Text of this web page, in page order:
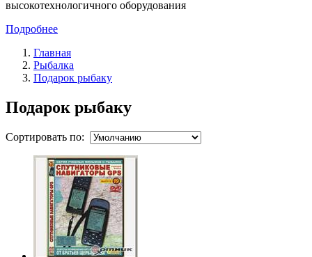
высокотехнологичного оборудования
Подробнее
Главная
Рыбалка
Подарок рыбаку
Подарок рыбаку
Сортировать по: